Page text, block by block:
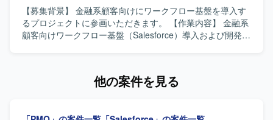
います。運用チームや関係者と円滑にコミュニケーション
を取りながら、技術面とマネジメントの両面で主体的にリ
ードいただける方が望ましいです。 【ポジションの魅力】
援だけでなくメンバー育成やスキルトランスファーを通じ
【募集背景】 金融系顧客向けにワークフロー基盤を導入す
るプロジェクトに参画いただきます。 【作業内容】 金融系
顧客向けワークフロー基盤（Salesforce）導入および開発支
ら進んでコミュニケーションを図りながら要件調整ができ
他の案件を見る